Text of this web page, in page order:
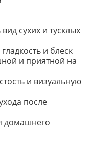
сухих и тусклых
и блеск
и приятной на
и визуальную
после
домашнего